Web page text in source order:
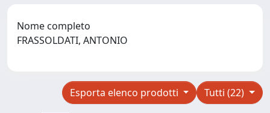
Nome completo
FRASSOLDATI, ANTONIO
Tutti (22)
Esporta elenco prodotti